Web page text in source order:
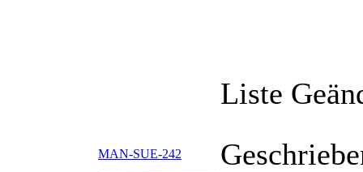
Liste
MAN-SUE-242